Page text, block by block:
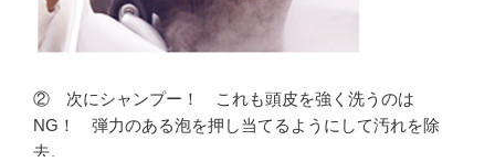
② 次にシャンプー！ これも頭皮を強く洗うのは
NG！ 弾力のある泡を押し当てるようにして汚れを除
去。